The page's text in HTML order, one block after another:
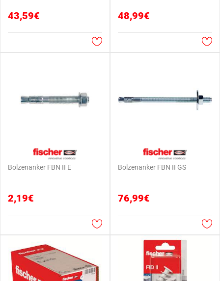
43,59€ 48,99€
Bolzenanker FBN II E
2,19€
Bolzenanker FBN II GS
76,99€